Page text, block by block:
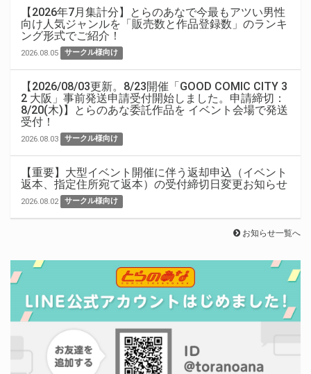
【2026年7月集計分】とらのあなで今最もアツい男性
向け人気ジャンルを「販売数と作品登録数」のランキ
ング形式でご紹介！
2026.08.05 サークル様向け
【2026/08/03更新。8/23開催「GOOD COMIC CITY 3
2 大阪」事前発送申請受付開始しました。申請締切：
8/20(木)】とらのあな委託作品を イベント会場で発送
受付！
2026.08.03 サークル様向け
【重要】大型イベント開催に伴う返却申込（イベント
返本、指定住所宛て返本）の受付締切日変更お知らせ
2026.08.02 サークル様向け
お知らせ一覧へ